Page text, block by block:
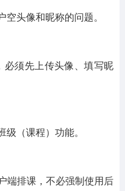
头像和昵称的问题。
须先上传头像、填写昵
（课程）功能。
端排课，不必强制使用后